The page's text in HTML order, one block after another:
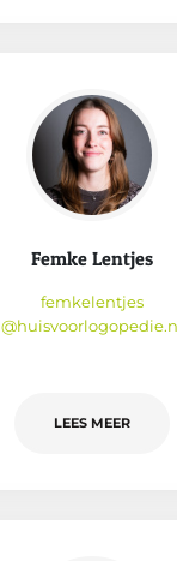
Femke Lentjes
femkelentjes
LEES MEER